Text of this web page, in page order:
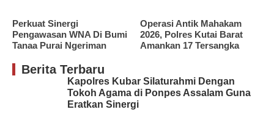
Perkuat Sinergi
Pengawasan WNA Di Bumi
Tanaa Purai Ngeriman
Operasi Antik Mahakam
2026, Polres Kutai Barat
Amankan 17 Tersangka
Berita Terbaru
Kapolres Kubar Silaturahmi Dengan
Tokoh Agama di Ponpes Assalam Guna
Eratkan Sinergi